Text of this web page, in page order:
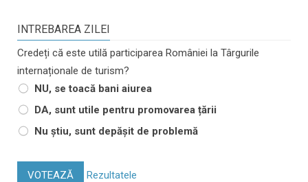
INTREBAREA ZILEI
Credeți că este utilă participarea României la Târgurile
internaționale de turism?
NU, se toacă bani aiurea
DA, sunt utile pentru promovarea țării
Nu știu, sunt depășit de problemă
VOTEAZĂ Rezultatele